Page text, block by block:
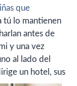
que
tú lo mantienen
antes de
y una vez
al lado del
un hotel, sus